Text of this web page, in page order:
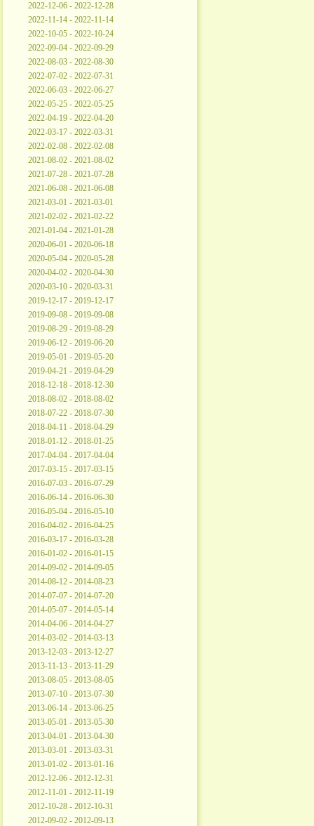
2022-12-06 - 2022-12-28
2022-11-14 - 2022-11-14
2022-10-05 - 2022-10-24
2022-09-04 - 2022-09-29
2022-08-03 - 2022-08-30
2022-07-02 - 2022-07-31
2022-06-03 - 2022-06-27
2022-05-25 - 2022-05-25
2022-04-19 - 2022-04-20
2022-03-17 - 2022-03-31
2022-02-08 - 2022-02-08
2021-08-02 - 2021-08-02
2021-07-28 - 2021-07-28
2021-06-08 - 2021-06-08
2021-03-01 - 2021-03-01
2021-02-02 - 2021-02-22
2021-01-04 - 2021-01-28
2020-06-01 - 2020-06-18
2020-05-04 - 2020-05-28
2020-04-02 - 2020-04-30
2020-03-10 - 2020-03-31
2019-12-17 - 2019-12-17
2019-09-08 - 2019-09-08
2019-08-29 - 2019-08-29
2019-06-12 - 2019-06-20
2019-05-01 - 2019-05-20
2019-04-21 - 2019-04-29
2018-12-18 - 2018-12-30
2018-08-02 - 2018-08-02
2018-07-22 - 2018-07-30
2018-04-11 - 2018-04-29
2018-01-12 - 2018-01-25
2017-04-04 - 2017-04-04
2017-03-15 - 2017-03-15
2016-07-03 - 2016-07-29
2016-06-14 - 2016-06-30
2016-05-04 - 2016-05-10
2016-04-02 - 2016-04-25
2016-03-17 - 2016-03-28
2016-01-02 - 2016-01-15
2014-09-02 - 2014-09-05
2014-08-12 - 2014-08-23
2014-07-07 - 2014-07-20
2014-05-07 - 2014-05-14
2014-04-06 - 2014-04-27
2014-03-02 - 2014-03-13
2013-12-03 - 2013-12-27
2013-11-13 - 2013-11-29
2013-08-05 - 2013-08-05
2013-07-10 - 2013-07-30
2013-06-14 - 2013-06-25
2013-05-01 - 2013-05-30
2013-04-01 - 2013-04-30
2013-03-01 - 2013-03-31
2013-01-02 - 2013-01-16
2012-12-06 - 2012-12-31
2012-11-01 - 2012-11-19
2012-10-28 - 2012-10-31
2012-09-02 - 2012-09-13